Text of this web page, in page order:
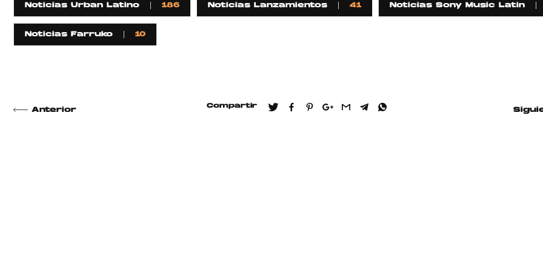
Noticias Urban Latino 186 Noticias Lanzamientos 41 Noticias Sony Music Latin
Noticias Farruko 10
Anterior
Compartir